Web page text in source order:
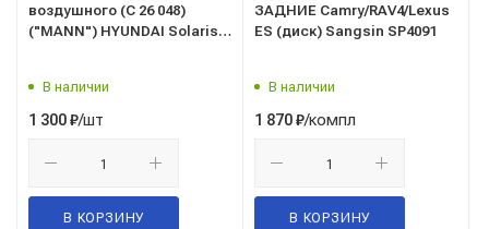
воздушного (C 26 048)
("MANN") HYUNDAI Solaris II
В наличии
1 300₽/шт
В КОРЗИНУ
ЗАДНИЕ Camry/RAV4/Lexus
ES (диск) Sangsin SP4091
В наличии
1 870₽/компл
В КОРЗИНУ